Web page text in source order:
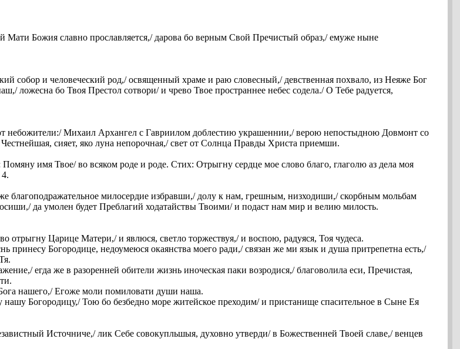
Мати Божия славно прославляется,/ дарова бо верным Свой Пречистый образ,/ емуже ныне
собор и человеческий род,/ освященный храме и раю словесный,/ девственная похвало, из Неяже Бог
ложесна бо Твоя Престол сотвори/ и чрево Твое пространнее небес содела./ О Тебе радуется,
небожители:/ Михаил Архангел с Гавриилом доблестию украшеннии,/ верою непостыдною Довмонт со
сияет, яко луна непорочная,/ свет от Солнца Правды Христа приемши.
имя Твое/ во всяком роде и роде. Стих: Отрыгну сердце мое слово благо, глаголю аз дела моя
благоподражательное милосердие избравши,/ долу к нам, грешным, низходиши,/ скорбным мольбам
да умолен будет Преблагий ходатайствы Твоими/ и подаст нам мир и велию милость.
отрыгну Царице Матери,/ и явлюся, светло торжествуя,/ и воспою, радуяся, Тоя чудеса.
Богородице, недоумеюся окаянства моего ради,/ связан же ми язык и душа притрепетна есть,/
егда же в разоренней обители жизнь иноческая паки возродися,/ благоволила еси, Пречистая,
нашего,/ Егоже моли помиловати души наша.
Богородицу,/ Тою бо безбедно море житейское преходим/ и пристанище спасительное в Сыне Ея
Источниче,/ лик Себе совокупльшыя, духовно утверди/ в Божественней Твоей славе,/ венцев